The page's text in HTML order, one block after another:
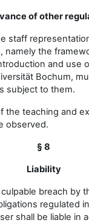
of other
staff
namely the
and use
Bochum,
subject to them.
the teaching and
observed.
§ 8
Liability
breach by
regulated
shall be liable in